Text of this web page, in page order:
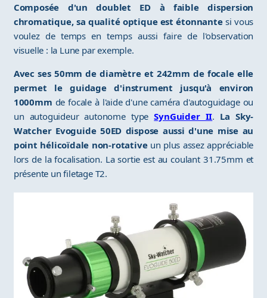
Composée d'un doublet ED à faible dispersion
chromatique, sa qualité optique est étonnantesi vous
voulez de temps en temps aussi faire de l'observation
visuelle : la Lune par exemple.
Avec ses 50mm de diamètre et 242mm de focale elle
permet le guidage d'instrument jusqu'à environ
1000mm de focale à l'aide d'une caméra d'autoguidage ou
un autoguideur autonome typeSynGuider II. La Sky-
Watcher Evoguide 50ED dispose aussi d'une mise au
point hélicoïdale non-rotativeun plus assez appréciable
lors de la focalisation. La sortie est au coulant 31.75mm et
présente un filetage T2.